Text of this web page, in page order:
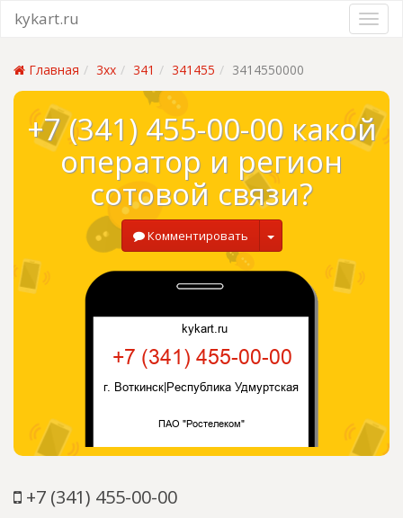
kykart.ru
Главная 3xx 341 341455 3414550000
+7 (341) 455-00-00 какой
оператор и регион
сотовой связи?
Комментировать
+7 (341) 455-00-00